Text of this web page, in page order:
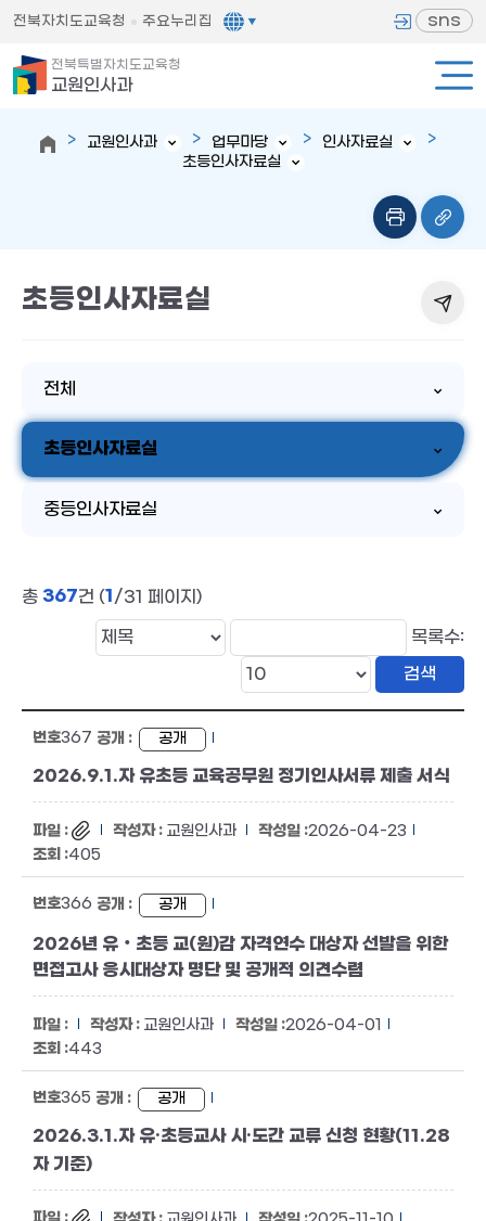
전북자치도교육청 주요누리집 sns
전북특별자치도교육청
교원인사과
교원인사과 업무마당
인사자료실
초등인사자료실
초등인사자료실
전체
초등인사자료실
중등인사자료실
총 367건 (1/31 페이지)
목록수:
367 공개
2026.9.1.자 유초등 교육공무원 정기인사서류 제출 서식
교원인사과
2026-04-23
405
366 공개
2026년 유‧초등 교(원)감 자격연수 대상자 선발을 위한
면접고사 응시대상자 명단 및 공개적 의견수렴
교원인사과
2026-04-01
443
365 공개
2026.3.1.자 유·초등교사 시·도간 교류 신청 현황(11.28
자 기준)